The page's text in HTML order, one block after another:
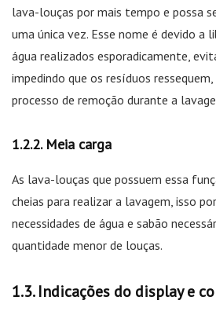
lava-louças por mais tempo e possa
uma única vez. Esse nome é devido a
água realizados esporadicamente,
impedindo que os resíduos
processo de remoção durante a
Meia carga
As lava-louças que possuem essa
cheias para realizar a lavagem, isso
necessidades de água e sabão
quantidade menor de louças.
Indicações do display e